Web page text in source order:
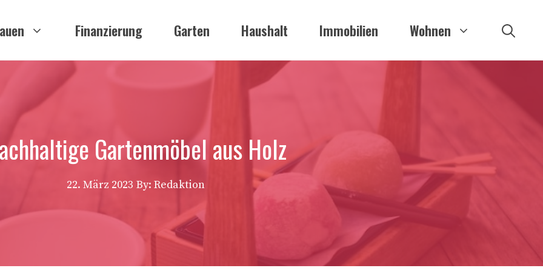
Finanzierung Garten Haushalt Immobilien Wohnen
Gartenmöbel aus Holz
22. März 2023 By: Redaktion